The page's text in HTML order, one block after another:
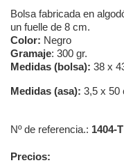
Bolsa fabricada en
un fuelle de 8 cm.
Color: Negro
Gramaje: 300 gr.
Medidas (bolsa): 38 x
Medidas (asa): 3,5 x 50
Nº de referencia.: 1404-
Precios: